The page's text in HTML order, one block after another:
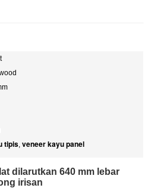
tipis, veneer kayu panel
dilarutkan 640 mm lebar
irisan